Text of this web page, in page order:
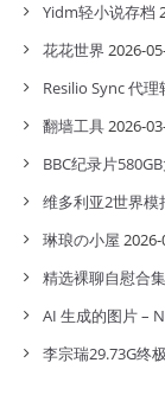
Yidm轻小说存档
花花世界 2026-
Resilio Sync 代
翻墙工具2026-
BBC纪录片
维多利亚2世界模
琳琅の小屋
精选裸聊自慰合集
AI 生成的图片 –
李宗瑞29.73G终